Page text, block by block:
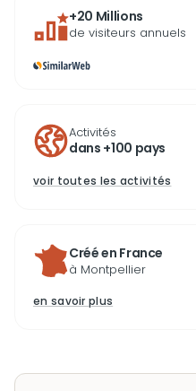
+20 Millions
de visiteurs annuels
Activités
dans +100 pays
voir toutes les activités
Créé en France
à Montpellier
en savoir plus